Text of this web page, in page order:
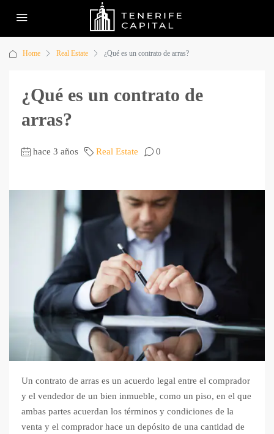
Home Real Estate ¿Qué es un contrato de arras?
¿Qué es un contrato de
arras?
hace 3 años Real Estate 0
Un contrato de arras es un acuerdo legal entre el comprador
y el vendedor de un bien inmueble, como un piso, en el que
ambas partes acuerdan los términos y condiciones de la
venta y el comprador hace un depósito de una cantidad de